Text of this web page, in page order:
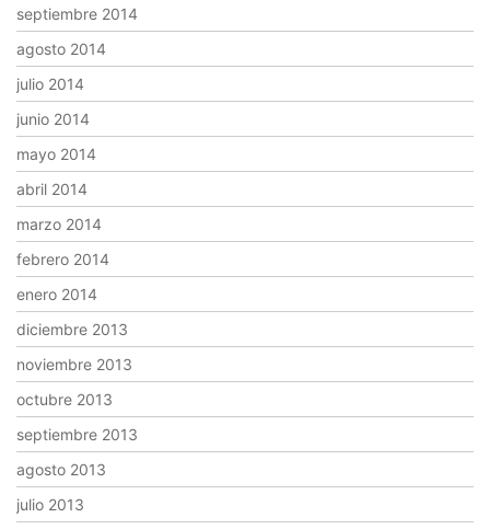
septiembre 2014
agosto 2014
julio 2014
junio 2014
mayo 2014
abril 2014
marzo 2014
febrero 2014
enero 2014
diciembre 2013
noviembre 2013
octubre 2013
septiembre 2013
agosto 2013
julio 2013